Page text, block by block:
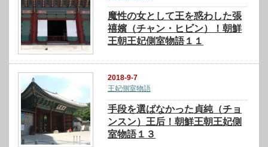
魔性の女として王を惑わした張
禧嬪（チャン・ヒビン）！朝鮮
王朝王妃側室物語１１
2018-9-7
王妃側室物語
手段を選ばなかった貞純（チョ
ンスン）王后！朝鮮王朝王妃側
室物語１３